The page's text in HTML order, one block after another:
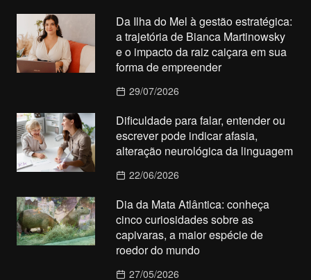
Da Ilha do Mel à gestão estratégica:
a trajetória de Bianca Martinowsky
e o impacto da raiz caiçara em sua
forma de empreender
29/07/2026
Dificuldade para falar, entender ou
escrever pode indicar afasia,
alteração neurológica da linguagem
22/06/2026
Dia da Mata Atlântica: conheça
cinco curiosidades sobre as
capivaras, a maior espécie de
roedor do mundo
27/05/2026